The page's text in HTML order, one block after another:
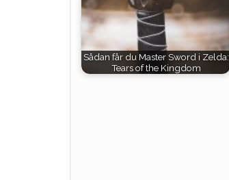
Sådan får du Master Sword i Zelda:
Tears of the Kingdom